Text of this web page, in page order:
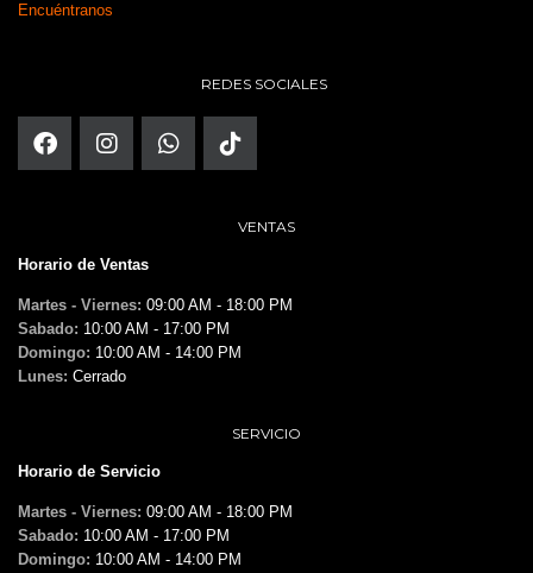
Encuéntranos
REDES SOCIALES
VENTAS
Horario de Ventas
Martes - Viernes: 09:00 AM - 18:00 PM
Sabado: 10:00 AM - 17:00 PM
Domingo: 10:00 AM - 14:00 PM
Lunes: Cerrado
SERVICIO
Horario de Servicio
Martes - Viernes: 09:00 AM - 18:00 PM
Sabado: 10:00 AM - 17:00 PM
Domingo: 10:00 AM - 14:00 PM